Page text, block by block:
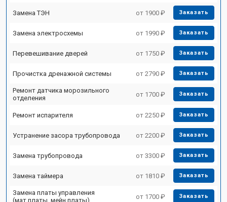
Замена ТЭН от 1900 ₽ Заказать
Замена электросхемы от 1990 ₽ Заказать
Перевешивание дверей от 1750 ₽ Заказать
Прочистка дренажной системы от 2790 ₽ Заказать
Ремонт датчика морозильного
отделения
от 1700 ₽ Заказать
Ремонт испарителя от 2250 ₽ Заказать
Устранение засора трубопровода от 2200 ₽ Заказать
Замена трубопровода от 3300 ₽ Заказать
Замена таймера от 1810 ₽ Заказать
Замена платы управления
(мат.платы, мейн платы)
от 1700 ₽ Заказать